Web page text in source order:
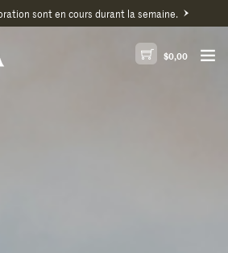
sont en cours durant la semaine.
$0,00